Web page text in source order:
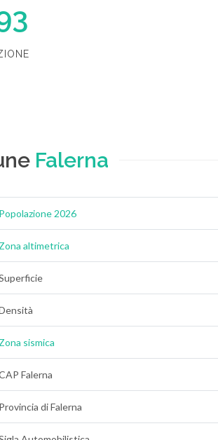
Falerna
Popolazione 2026
Zona altimetrica
Zona sismica
Falerna
Provincia di Falerna